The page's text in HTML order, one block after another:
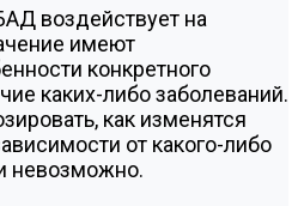
воздействует на
имеют
конкретного
каких-либо заболеваний.
как изменятся
от какого-либо
невозможно.